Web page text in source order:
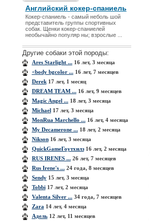
Английский кокер-спаниель
Кокер-спаниель - самый неболь шой
представитель группы спортивных
собак. Щенки кокер-спаниелей
необычайно популяр ны; взрослые ...
Другие собаки этой породы:
Ares Starlight ...16 лет, 3 месяца
<body bgcolor ...16 лет, 7 месяцев
Derek17 лет, 1 месяц
DREAM TEAM ...16 лет, 9 месяцев
Magic Angel ...18 лет, 3 месяца
Michael17 лет, 3 месяца
MonRua Marchello ...16 лет, 4 месяца
My Decamerone ...18 лет, 2 месяца
Nikson16 лет, 3 месяца
QuiсkGameГоутхилз16 лет, 2 месяца
RUS IRENES ...26 лет, 7 месяцев
Rus Irene's ...24 года, 8 месяцев
Sendy15 лет, 3 месяца
Tobbi17 лет, 2 месяца
Valenta Silver ...34 года, 7 месяцев
Zara 14 лет, 4 месяца
Адель12 лет, 11 месяцев